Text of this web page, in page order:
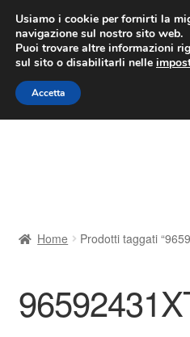
Lun-Ven 9:00 -
Vai
alla
navigazione
Vai
al
contenuto
Contatto
Home Prodotti taggati
Usiamo i cookie per fornirti la
navigazione sul nostro sito web.
Puoi trovare altre informazioni
sul sito o disabilitarli nelle
Accetta